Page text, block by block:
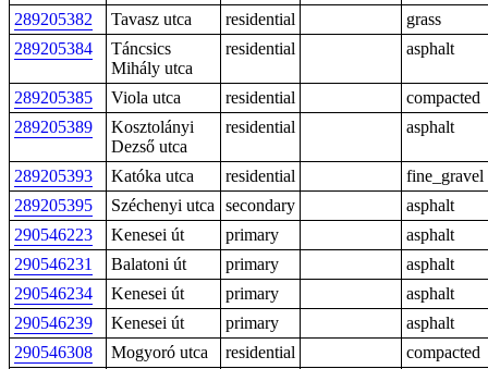
289205382 Tavasz utca residential
grass
289205384
Táncsics
Mihály utca
residential asphalt
289205385 Viola utca residential
compacted
289205389
Kosztolányi
Dezső utca
residential asphalt
289205393 Katóka utca residential
fine_gravel
289205395
Széchenyi utca secondary
asphalt
290546223
Kenesei út primary
asphalt
290546231
Balatoni út primary
asphalt
290546234
Kenesei út primary
asphalt
290546239
Kenesei út primary
asphalt
290546308
Mogyoró utca residential
compacted